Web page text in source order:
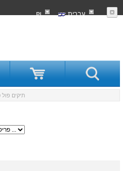
עִברִית ₪
:: תיקים